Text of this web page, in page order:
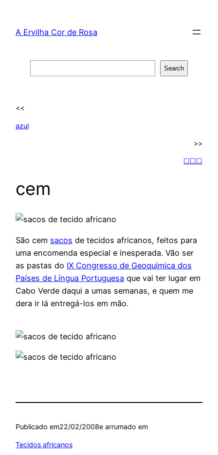
content
A Ervilha Cor de Rosa
Search
<<
azul
>>
☐☐☐
cem
São cem sacos de tecidos africanos, feitos para
uma encomenda especial e inesperada. Vão ser
as pastas do IX Congresso de Geoquímica dos
Países de Língua Portuguesa que vai ter lugar em
Cabo Verde daqui a umas semanas, e quem me
dera ir lá entregá-los em mão.
Publicado em22/02/2008e arrumado em
Tecidos africanos